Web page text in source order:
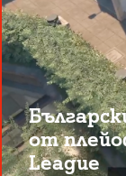
от
League